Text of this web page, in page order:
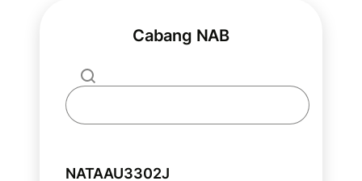
Cabang NAB
NATAAU3302J